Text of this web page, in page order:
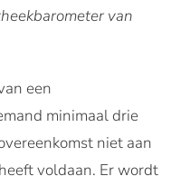
van
een
minimaal drie
niet aan
voldaan. Er wordt